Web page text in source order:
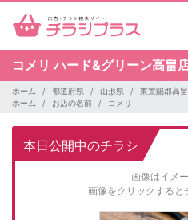
コメリハード&グリーン高畠
ホーム 都道府県 山形県
東置賜郡高
ホーム
お店の名前 コメリ
本日公開中のチラシ
画像はイメー
画像をクリックすると